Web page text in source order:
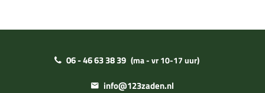
06 - 46 63 38 39 (ma - vr 10-17 uur)
info@123zaden.nl